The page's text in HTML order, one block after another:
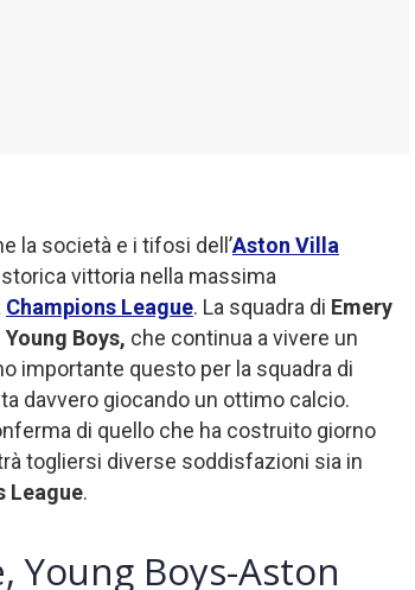
la società e i tifosi dell’Aston Villa
vittoria nella massima
Champions League. La squadra di Emery
Boys, che continua a vivere un
importante questo per la squadra di
davvero giocando un ottimo calcio.
di quello che ha costruito giorno
togliersi diverse soddisfazioni sia in
League.
Young Boys-Aston